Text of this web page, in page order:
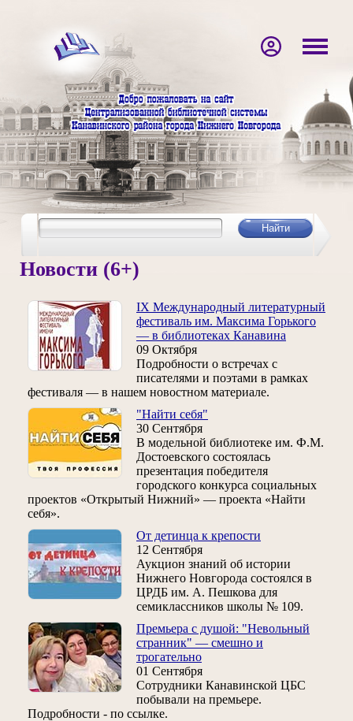
Новости (6+)
IX Международный литературный
фестиваль им. Максима Горького
— в библиотеках Канавина
09 Октября
Подробности о встречах с
писателями и поэтами в рамках
фестиваля — в нашем новостном материале.
"Найти себя"
30 Сентября
В модельной библиотеке им. Ф.М.
Достоевского состоялась
презентация победителя
городского конкурса социальных
проектов «Открытый Нижний» — проекта «Найти
себя».
От детинца к крепости
12 Сентября
Аукцион знаний об истории
Нижнего Новгорода состоялся в
ЦРДБ им. А. Пешкова для
семиклассников школы № 109.
Премьера с душой: "Невольный
странник" — смешно и
трогательно
01 Сентября
Сотрудники Канавинской ЦБС
побывали на премьере.
Подробности - по ссылке.